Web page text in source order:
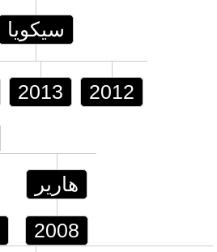
سيكويا
2013 2012
هارير
2008